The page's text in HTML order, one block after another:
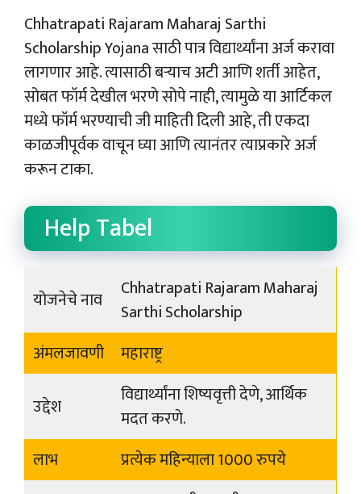
Chhatrapati Rajaram Maharaj Sarthi
Scholarship Yojana साठी पात्र विद्यार्थ्यांना अर्ज करावा
लागणार आहे. त्यासाठी बऱ्याच अटी आणि शर्ती आहेत,
सोबत फॉर्म देखील भरणे सोपे नाही, त्यामुळे या आर्टिकल
मध्ये फॉर्म भरण्याची जी माहिती दिली आहे, ती एकदा
काळजीपूर्वक वाचून घ्या आणि त्यानंतर त्याप्रकारे अर्ज
करून टाका.
Help Tabel
योजनेचे नाव
Chhatrapati Rajaram Maharaj
Sarthi Scholarship
अंमलजावणी
महाराष्ट्र
उद्देश
विद्यार्थ्यांना शिष्यवृत्ती देणे, आर्थिक
मदत करणे.
लाभ
प्रत्येक महिन्याला 1000 रुपये